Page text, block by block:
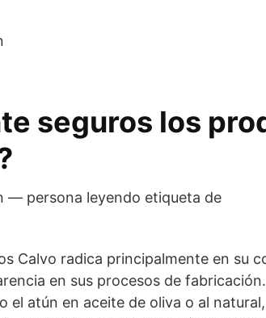
seguros los
Calvo radica principalmente en su
en sus procesos de
el atún en aceite de oliva o al